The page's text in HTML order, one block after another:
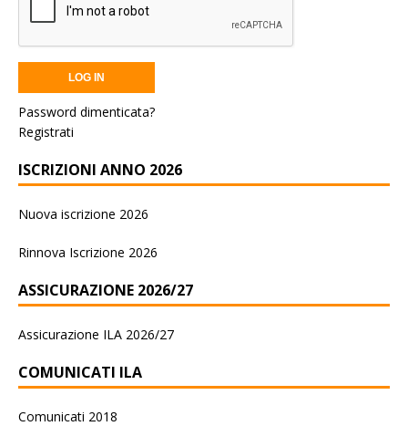
Password dimenticata?
Registrati
ISCRIZIONI ANNO 2026
Nuova iscrizione 2026
Rinnova Iscrizione 2026
ASSICURAZIONE 2026/27
Assicurazione ILA 2026/27
COMUNICATI ILA
Comunicati 2018